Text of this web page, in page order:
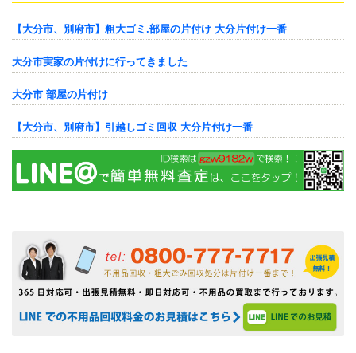
【大分市、別府市】粗大ゴミ.部屋の片付け 大分片付け一番
大分市実家の片付けに行ってきました
大分市 部屋の片付け
【大分市、別府市】引越しゴミ回収 大分片付け一番